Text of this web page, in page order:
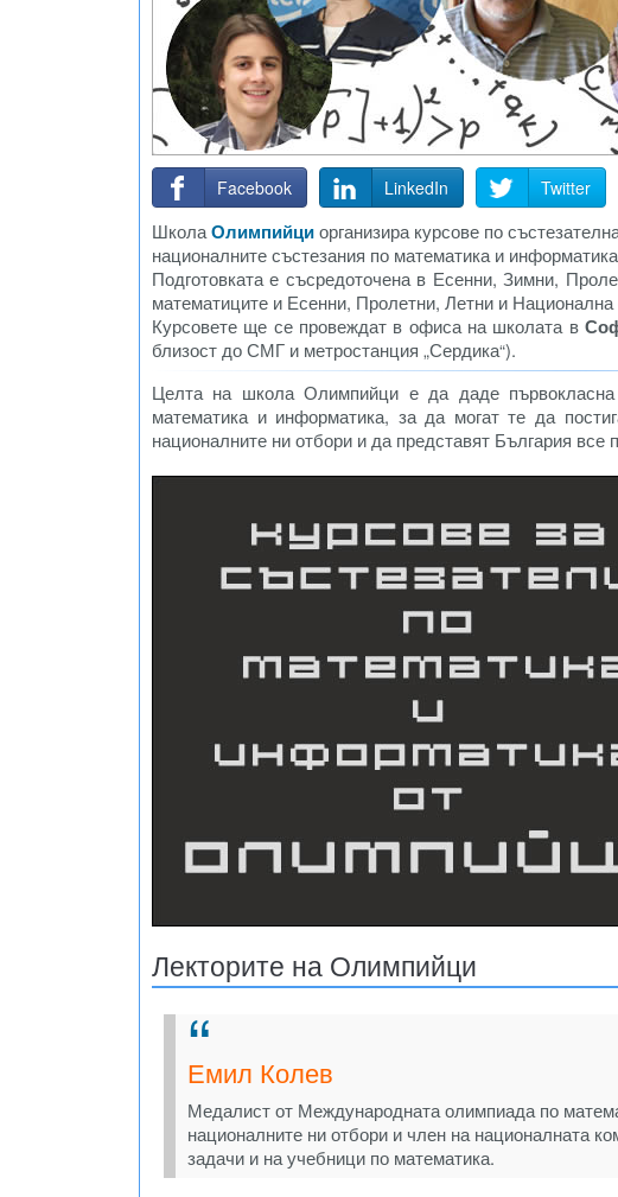
Facebook LinkedIn Twitter
ШколаОлимпийциорганизира курсове по
националните състезания по математика и
Подготовката е съсредоточена в Есенни, Зимни,
математиците и Есенни, Пролетни, Летни и
Курсовете ще се провеждат в офиса на школата в
близост до СМГ и метростанция „Сердика“).
Целта на школа Олимпийци е да даде първокласна
математика и информатика, за да могат те да
националните ни отбори и да представят България
Лекторите на Олимпийци
Емил Колев
Медалист от Международната олимпиада по
националните ни отбори и член на националната
задачи и на учебници по математика.